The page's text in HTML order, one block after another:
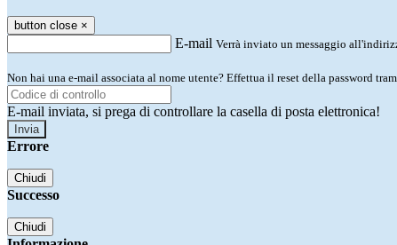
button close ×
E-mail Verrà inviato un messaggio
Non hai una e-mail associata al nome utente? Effettua il reset della password
E-mail inviata, si prega di controllare la casella di posta elettronica!
Errore
Chiudi
Successo
Chiudi